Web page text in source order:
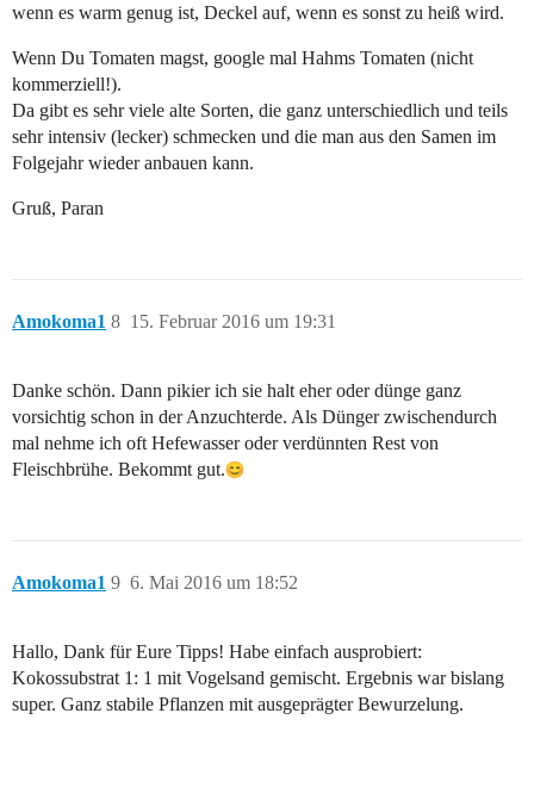
wenn es warm genug ist, Deckel auf, wenn es sonst zu heiß wird.
Wenn Du Tomaten magst, google mal Hahms Tomaten (nicht
kommerziell!).
Da gibt es sehr viele alte Sorten, die ganz unterschiedlich und teils
sehr intensiv (lecker) schmecken und die man aus den Samen im
Folgejahr wieder anbauen kann.
Gruß, Paran
Amokoma1 15. Februar 2016 um 19:31
8
Danke schön. Dann pikier ich sie halt eher oder dünge ganz
vorsichtig schon in der Anzuchterde. Als Dünger zwischendurch
mal nehme ich oft Hefewasser oder verdünnten Rest von
Fleischbrühe. Bekommt gut.
Amokoma1 6. Mai 2016 um 18:52
9
Hallo, Dank für Eure Tipps! Habe einfach ausprobiert:
Kokossubstrat 1: 1 mit Vogelsand gemischt. Ergebnis war bislang
super. Ganz stabile Pflanzen mit ausgeprägter Bewurzelung.